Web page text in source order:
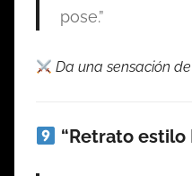
pose.”
Da una sensación
“Retrato estilo